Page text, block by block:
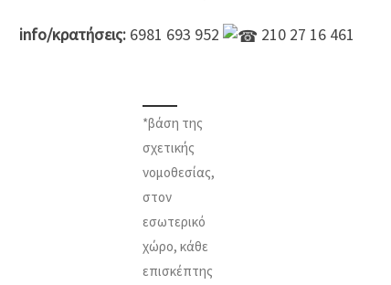
info/κρατήσεις:6981 693 952 210 27 16 461
*βάση της
σχετικής
νομοθεσίας,
στον
εσωτερικό
χώρο, κάθε
επισκέπτης